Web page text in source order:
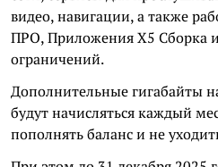
видео, навигации, а также
ПРО, Приложения Х5 Сборка
ограничений.
Дополнительные гигабайты
будут начисляться каждый
пополнять баланс и не